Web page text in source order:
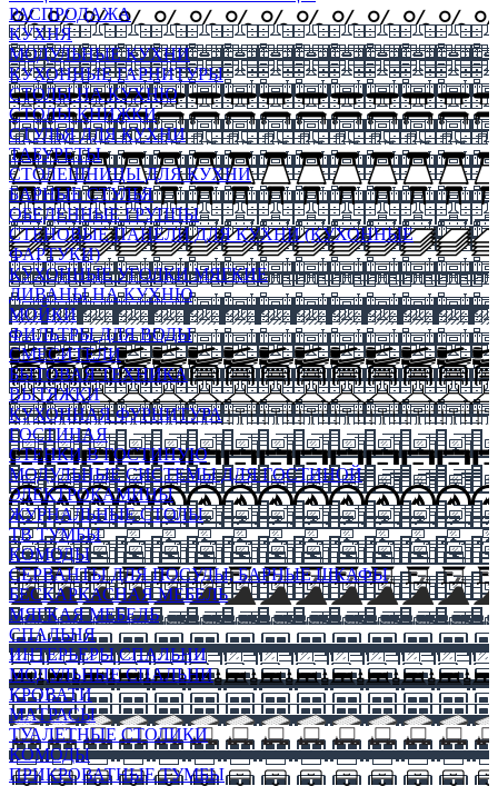
РАСПРОДАЖА
КУХНЯ
МОДУЛЬНЫЕ КУХНИ
КУХОННЫЕ ГАРНИТУРЫ
СТОЛЫ НА КУХНЮ
СТОЛЫ КНИЖКИ
СТУЛЬЯ ДЛЯ КУХНИ
ТАБУРЕТЫ
СТОЛЕШНИЦЫ ДЛЯ КУХНИ
БАРНЫЕ СТУЛЬЯ
ОБЕДЕННЫЕ ГРУППЫ
СТЕНОВЫЕ ПАНЕЛИ ДЛЯ КУХНИ (КУХОННЫЕ
ФАРТУКИ)
КУХОННЫЕ УГОЛКИ МЯГКИЕ
ДИВАНЫ НА КУХНЮ
МОЙКИ
ФИЛЬТРЫ ДЛЯ ВОДЫ
СМЕСИТЕЛИ
БЫТОВАЯ ТЕХНИКА
ВЫТЯЖКИ
КУХОННАЯ ФУРНИТУРА
ГОСТИНАЯ
СТЕНКИ В ГОСТИНУЮ
МОДУЛЬНЫЕ СИСТЕМЫ ДЛЯ ГОСТИНОЙ
ЭЛЕКТРОКАМИНЫ
ЖУРНАЛЬНЫЕ СТОЛЫ
ТВ ТУМБЫ
КОМОДЫ
СЕРВАНТЫ ДЛЯ ПОСУДЫ, БАРНЫЕ ШКАФЫ
БЕСКАРКАСНАЯ МЕБЕЛЬ
МЯГКАЯ МЕБЕЛЬ
СПАЛЬНЯ
ИНТЕРЬЕРЫ СПАЛЬНИ
МОДУЛЬНЫЕ СПАЛЬНИ
КРОВАТИ
МАТРАСЫ
ТУАЛЕТНЫЕ СТОЛИКИ
КОМОДЫ
ПРИКРОВАТНЫЕ ТУМБЫ